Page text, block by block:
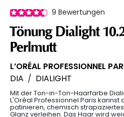
9 Bewertungen
Tönung Dialight
Perlmutt
L’ORÉAL PROFESSIONNEL
DIA / DIALIGHT
Mit der Ton-in-Ton-Haarfarbe
L'Oréal Professionnel Paris
patinieren, chemisch
Glanz verleihen. Das Haar wird